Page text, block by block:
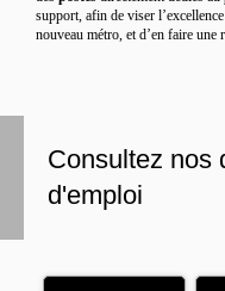
support, afin de viser
nouveau métro, et d’en faire une
Consultez nos
d'emploi